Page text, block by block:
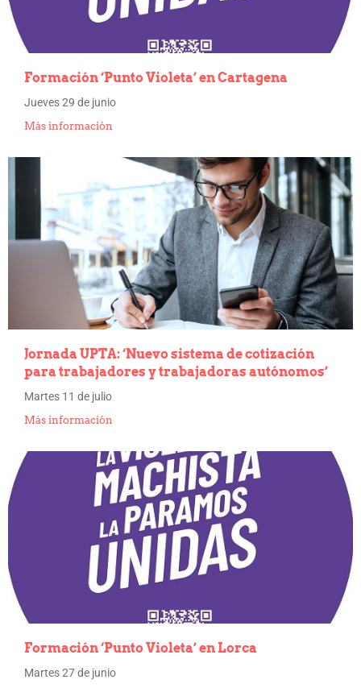
Formación ‘Punto Violeta’ en Cartagena
Jueves 29 de junio
Más información
Jornada UPTA: ‘Nuevo sistema de cotización
para trabajadores y trabajadoras autónomos’
Martes 11 de julio
Más información
Formación ‘Punto Violeta’ en Lorca
Martes 27 de junio